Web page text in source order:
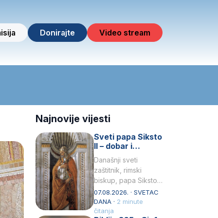
Donirajte Video stream
Najnovije vijesti
Sveti papa Siksto
II – dobar i
miroljubiv pastir
Današnji sveti
zaštitnik, rimski
biskup, papa Siksto
(Sixtus) II, prema
knjizi Liber
Pontificalis bio je
07.08.2026. · SVETAC
DANA · 2 minute
čitanja